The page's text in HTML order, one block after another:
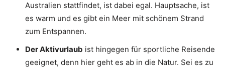
Australien stattfindet, ist dabei egal. Hauptsache, ist
es warm und es gibt ein Meer mit schönem Strand
zum Entspannen.
Der Aktivurlaub ist hingegen für sportliche Reisende
geeignet, denn hier geht es ab in die Natur. Sei es zu